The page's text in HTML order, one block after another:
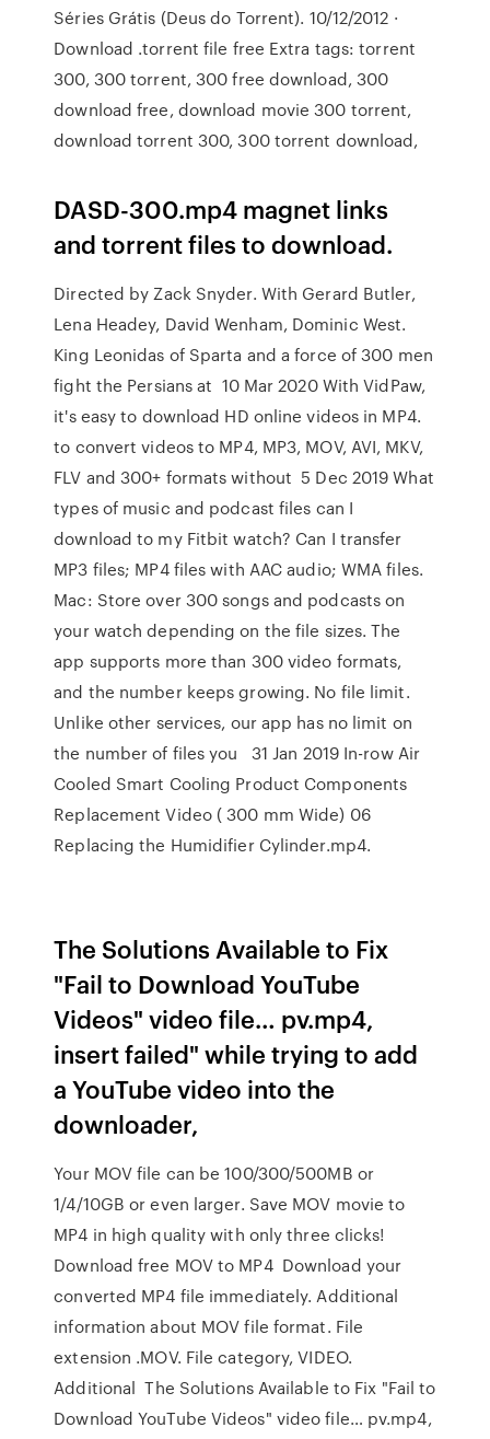
Séries Grátis (Deus do Torrent). 10/12/2012 ·
Download .torrent file free Extra tags: torrent
300, 300 torrent, 300 free download, 300
download free, download movie 300 torrent,
download torrent 300, 300 torrent download,
DASD-300.mp4 magnet links
and torrent files to download.
Directed by Zack Snyder. With Gerard Butler,
Lena Headey, David Wenham, Dominic West.
King Leonidas of Sparta and a force of 300 men
fight the Persians at 10 Mar 2020 With VidPaw,
it's easy to download HD online videos in MP4.
to convert videos to MP4, MP3, MOV, AVI, MKV,
FLV and 300+ formats without 5 Dec 2019 What
types of music and podcast files can I
download to my Fitbit watch? Can I transfer
MP3 files; MP4 files with AAC audio; WMA files.
Mac: Store over 300 songs and podcasts on
your watch depending on the file sizes. The
app supports more than 300 video formats,
and the number keeps growing. No file limit.
Unlike other services, our app has no limit on
the number of files you 31 Jan 2019 In-row Air
Cooled Smart Cooling Product Components
Replacement Video ( 300 mm Wide) 06
Replacing the Humidifier Cylinder.mp4.
The Solutions Available to Fix
"Fail to Download YouTube
Videos" video file… pv.mp4,
insert failed" while trying to add
a YouTube video into the
downloader,
Your MOV file can be 100/300/500MB or
1/4/10GB or even larger. Save MOV movie to
MP4 in high quality with only three clicks!
Download free MOV to MP4 Download your
converted MP4 file immediately. Additional
information about MOV file format. File
extension .MOV. File category, VIDEO.
Additional The Solutions Available to Fix "Fail to
Download YouTube Videos" video file… pv.mp4,